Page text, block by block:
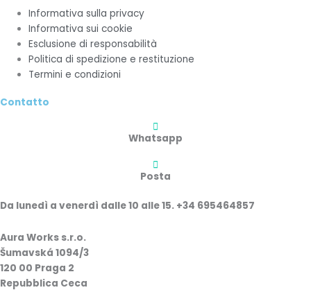
Informativa sulla privacy
Informativa sui cookie
Esclusione di responsabilità
Politica di spedizione e restituzione
Termini e condizioni
Contatto
Whatsapp
Posta
Da lunedì a venerdì dalle 10 alle 15. +34 695464857
Aura Works s.r.o.
Šumavská 1094/3
120 00 Praga 2
Repubblica Ceca